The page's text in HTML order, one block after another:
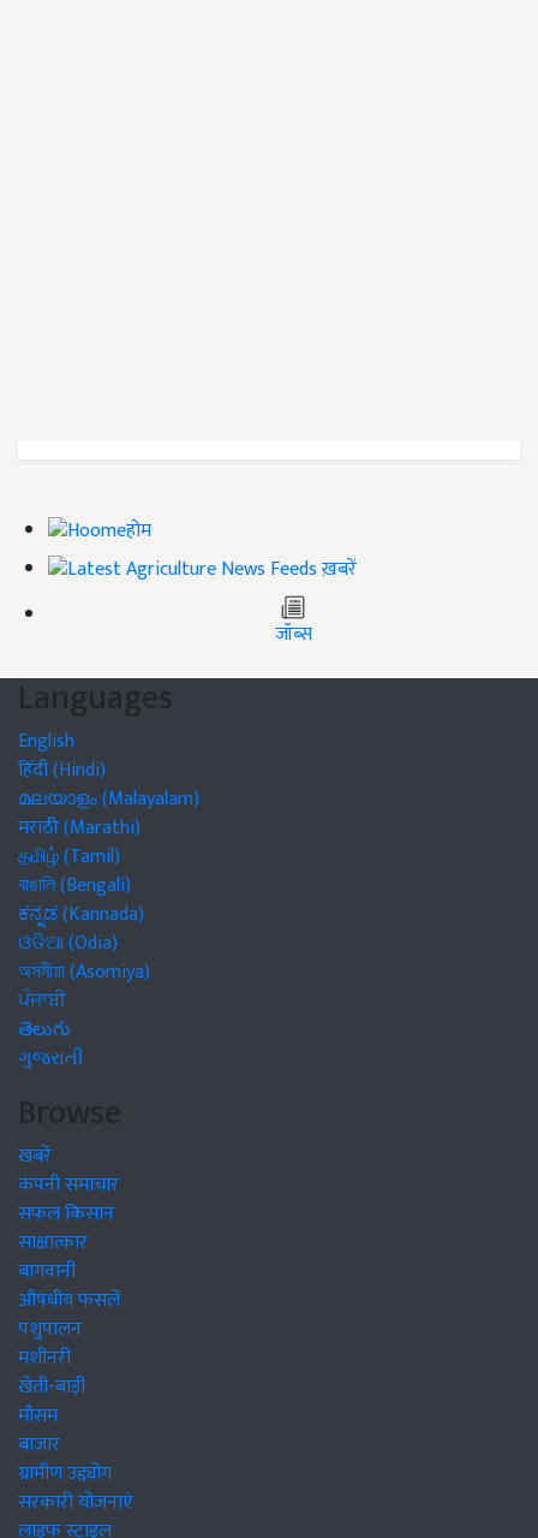
होम
ख़बरें
जॉब्स
Languages
English
हिंदी (Hindi)
മലയാളം (Malayalam)
मराठी (Marathi)
தமிழ் (Tamil)
বাঙালি (Bengali)
ಕನ್ನಡ (Kannada)
ଓଡିଆ (Odia)
অসমীয়া (Asomiya)
ਪੰਜਾਬੀ
తెలుగు
ગુજરાતી
Browse
खबरें
कंपनी समाचार
सफल किसान
साक्षात्कार
बागवानी
औषधीय फसलें
पशुपालन
मशीनरी
खेती-बाड़ी
मौसम
बाजार
ग्रामीण उद्द्योग
सरकारी योजनाएं
लाइफ स्टाइल